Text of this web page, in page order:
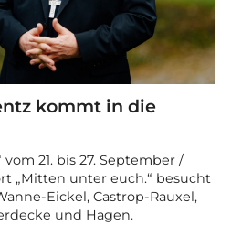
kommt in die
21. bis 27. September /
„Mitten unter euch.“ besucht
Eickel, Castrop-Rauxel,
und Hagen.